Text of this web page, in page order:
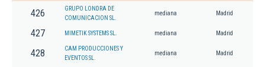
426
GRUPO LONDRA DE
COMUNICACION SL.
mediana Madrid
427 MIMETIK SYSTEMS SL. mediana Madrid
428
CAM PRODUCCIONES Y
EVENTOS SL.
mediana Madrid